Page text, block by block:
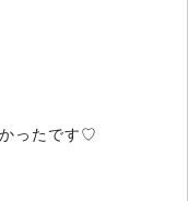
ったです♡